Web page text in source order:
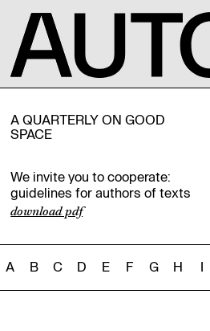
A QUARTERLY ON GOOD
SPACE
We invite you to cooperate:
guidelines for authors of texts
download pdf
A B C D E F G H I